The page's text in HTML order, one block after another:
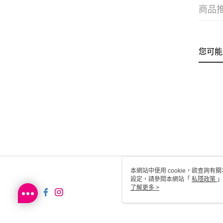
商品
您可
本網站中使用 cookie，欲查詢有
設定，請參閱本網站「 私隱政策
用 cookie。
了解更多 >